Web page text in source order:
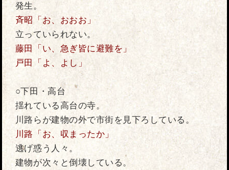
発生。
斉昭「お、おおお」
立っていられない。
藤田「い、急ぎ皆に避難を」
戸田「よ、よし」
○下田・高台
揺れている高台の寺。
川路らが建物の外で市街を見下ろしている。
川路「お、収まったか」
逃げ惑う人々。
建物が次々と倒壊している。